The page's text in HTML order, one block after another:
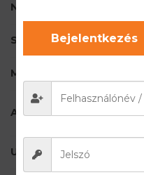
NEM
SZÍN
MÉRET
ANYAGÖSSZETÉTEL
UJJ HOSSZ
Bejelentkezés